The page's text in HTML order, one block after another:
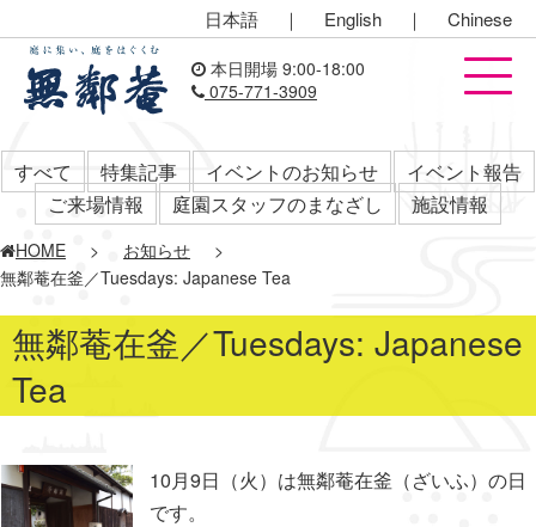
日本語 ｜ English ｜ Chinese
本日開場 9:00-18:00
075-771-3909
すべて 特集記事 イベントのお知らせ
イベント報告
ご来場情報
庭園スタッフのまなざし 施設情報
HOME > お知らせ
>
無鄰菴在釜／Tuesdays: Japanese Tea
無鄰菴在釜／Tuesdays: Japanese
Tea
10月9日（火）は無鄰菴在釜（ざいふ）の日
です。